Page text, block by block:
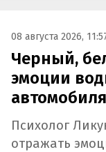
08 августа 2026,
Черный,
эмоции
автомобиля
Психолог
отражать